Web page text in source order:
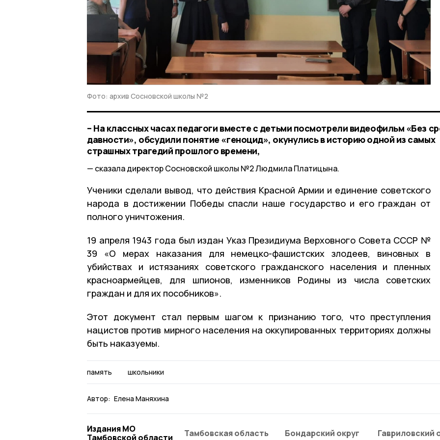
Фото: архив Сосновской школы №2
– На классных часах педагоги вместе с детьми посмотрели видеофильм «Без
давности», обсудили понятие «геноцид», окунулись в историю одной из самых
страшных трагедий прошлого времени,
сказала директор Сосновской школы №2 Людмила Платицына.
Ученики сделали вывод, что действия Красной Армии и единение советского
народа в достижении Победы спасли наше государство и его граждан от
полного уничтожения.
19 апреля 1943 года был издан Указ Президиума Верховного Совета СССР №
39 «О мерах наказания для немецко-фашистских злодеев, виновных в
убийствах и истязаниях советского гражданского населения и пленных
красноармейцев, для шпионов, изменников Родины из числа советских
граждан и для их пособников».
Этот документ стал первым шагом к признанию того, что преступления
нацистов против мирного населения на оккупированных территориях должны
быть наказуемы.
память школьники
Автор: Елена Маняхина
Издания МО
Тамбовской области
Тамбовская область Бондарский округ Гавриловский